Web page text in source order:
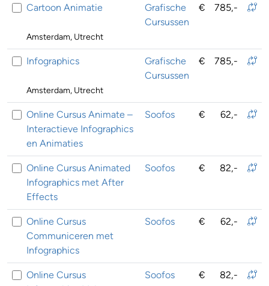
Cartoon Animatie
Grafische
Cursussen
€ 785,-
Amsterdam, Utrecht
Infographics
Grafische
Cursussen
€ 785,-
Amsterdam, Utrecht
Online Cursus Animate –
Interactieve Infographics
en Animaties
Soofos € 62,-
Online Cursus Animated
Infographics met After
Effects
Soofos € 82,-
Online Cursus
Communiceren met
Infographics
Soofos € 62,-
Online Cursus
Soofos € 82,-